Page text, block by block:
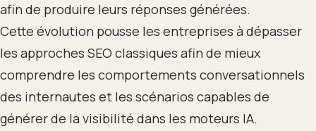
afin de produire leurs réponses générées.
Cette évolution pousse les entreprises à dépasser
les approches SEO classiques afin de mieux
comprendre les comportements conversationnels
des internautes et les scénarios capables de
générer de la visibilité dans les moteurs IA.